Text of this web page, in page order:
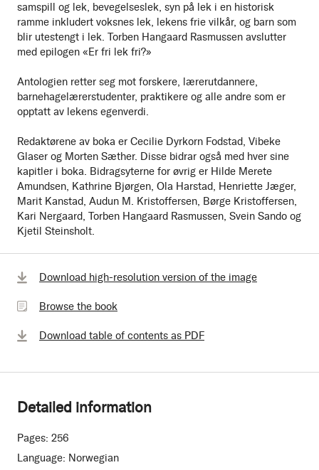
samspill og lek, bevegelseslek, syn på lek i en historisk
ramme inkludert voksnes lek, lekens frie vilkår, og barn som
blir utestengt i lek. Torben Hangaard Rasmussen avslutter
med epilogen «Er fri lek fri?»
Antologien retter seg mot forskere, lærerutdannere,
barnehagelærerstudenter, praktikere og alle andre som er
opptatt av lekens egenverdi.
Redaktørene av boka er Cecilie Dyrkorn Fodstad, Vibeke
Glaser og Morten Sæther. Disse bidrar også med hver sine
kapitler i boka. Bidragsyterne for øvrig er Hilde Merete
Amundsen, Kathrine Bjørgen, Ola Harstad, Henriette Jæger,
Marit Kanstad, Audun M. Kristoffersen, Børge Kristoffersen,
Kari Nergaard, Torben Hangaard Rasmussen, Svein Sando og
Kjetil Steinsholt.
Download high-resolution version of the image
Browse
bookBrowse the book
Download table of contents as PDF
Detailed information
Pages: 256
Language: Norwegian